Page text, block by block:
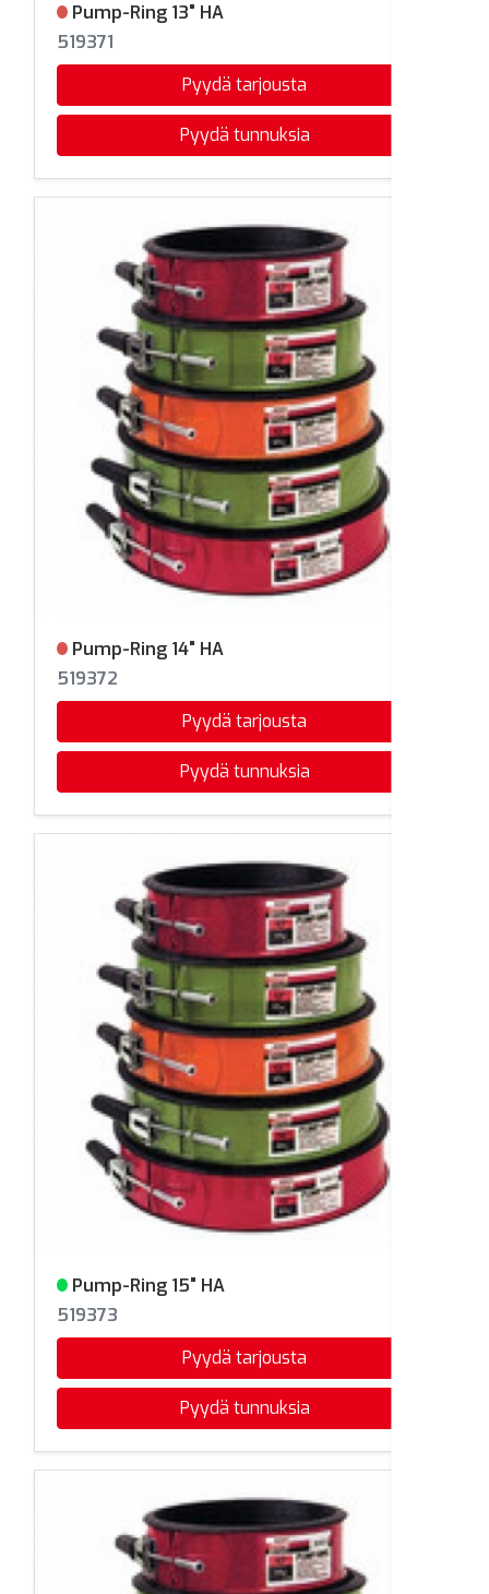
Ei varastossa
Pump-Ring 13" HA
519371
Pyydä tarjousta
Pyydä tunnuksia
Ei varastossa
Pump-Ring 14" HA
519372
Pyydä tarjousta
Pyydä tunnuksia
Varastossa
Pump-Ring 15" HA
519373
Pyydä tarjousta
Pyydä tunnuksia